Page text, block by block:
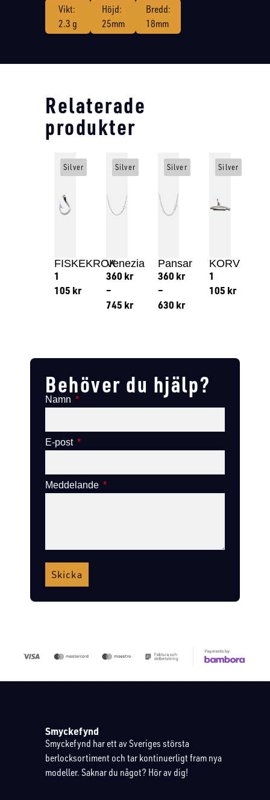
Vikt:
2.3 g
Höjd:
25mm
Bredd:
18mm
Relaterade
produkter
FISKEKROK
1
105 kr
Silver
Venezia
360 kr
–
745 kr
Silver
Pansar
360 kr
–
630 kr
Silver
KORV
1
105 kr
Silver
Behöver du hjälp?
Namn
E-post
Meddelande
Skicka
Smyckefynd
Smyckefynd har ett av Sveriges största
berlocksortiment och tar kontinuerligt fram nya
modeller. Saknar du något? Hör av dig!